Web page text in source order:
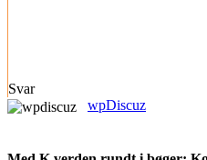
Svar
wpDiscuz